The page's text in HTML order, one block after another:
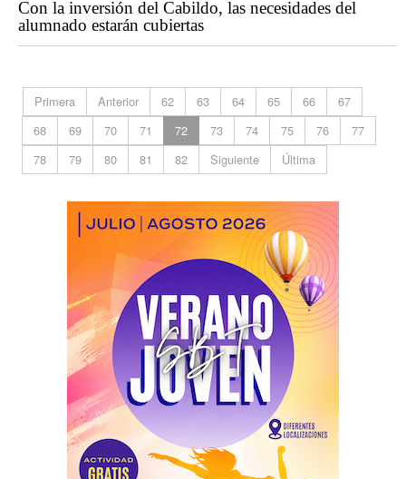
Con la inversión del Cabildo, las necesidades del
alumnado estarán cubiertas
Primera Anterior 62 63 64 65 66
67
68
69 70 71 72 73 74 75 76
77
78
79 80 81 82 Siguiente Última